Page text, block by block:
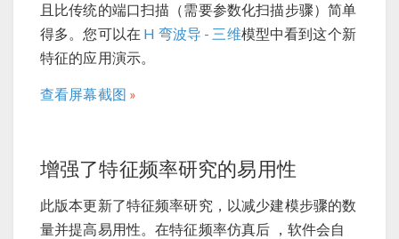
且比传统的端口扫描（需要参数化扫描步骤）简单
得多。您可以在 H 弯波导 - 三维模型中看到这个新
特征的应用演示。
查看屏幕截图
增强了特征频率研究的易用性
此版本更新了特征频率研究，以减少建模步骤的数
量并提高易用性。在特征频率仿真后 ，软件会自